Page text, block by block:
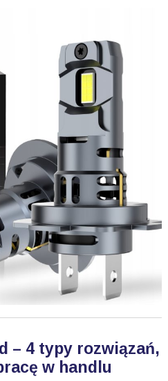
– 4 typy rozwiązań,
w handlu